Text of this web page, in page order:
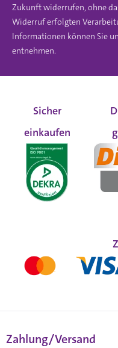
Zukunft widerrufen, ohne
Widerruf erfolgten
Informationen können Sie
entnehmen.
Sicher
einkaufen
Zahlung/Versand